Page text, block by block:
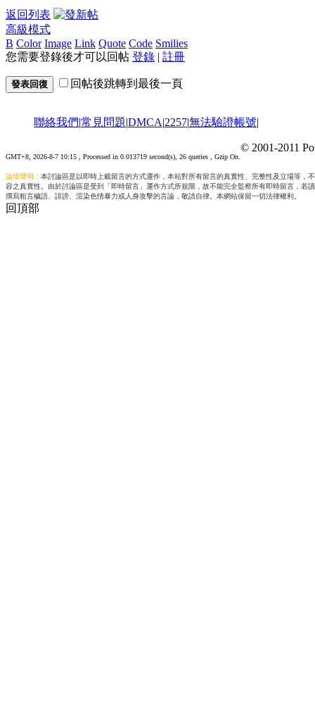
返回列表
高級模式
B Color Image Link Quote Code Smilies
您需要登錄後才可以回帖 登錄 | 註冊
發表回復 回帖後跳轉到最後一頁
聯絡我們|常見問題|DMCA|2257|無法驗證帳號|
GMT+8, 2026-8-7 10:15 , Processed in 0.013719 second(s), 26 queries , Gzip On.
© 2001-2011
論壇聲明： 本討論區是以即時上載留言的方式運作，本站對所有留言的真實性、完整性及立場等
容之真實性。由於討論區是受到「即時留言」運作方式所規限，故不能完全監察所有即時留言，
撰寫粗言穢語、誹謗、渲染色情暴力或人身攻擊的言論，敬請自律。本網站保留一切法律權利。
回頂部